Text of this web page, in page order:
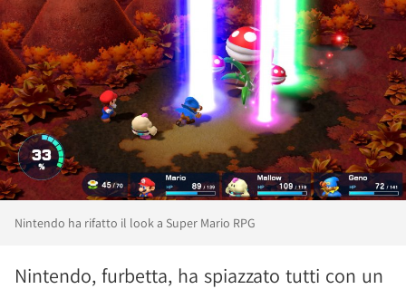
Nintendo ha rifatto il look a Super Mario RPG
Nintendo, furbetta, ha spiazzato tutti con un